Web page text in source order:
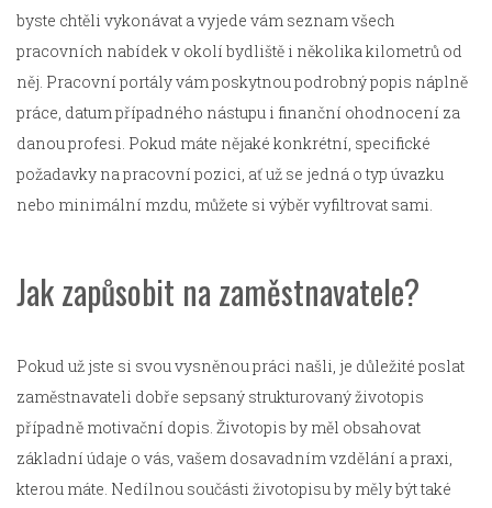
byste chtěli vykonávat a vyjede vám seznam všech
pracovních nabídek v okolí bydliště i několika kilometrů od
něj. Pracovní portály vám poskytnou podrobný popis náplně
práce, datum případného nástupu i finanční ohodnocení za
danou profesi. Pokud máte nějaké konkrétní, specifické
požadavky na pracovní pozici, ať už se jedná o typ úvazku
nebo minimální mzdu, můžete si výběr vyfiltrovat sami.
Jak zapůsobit na zaměstnavatele?
Pokud už jste si svou vysněnou práci našli, je důležité poslat
zaměstnavateli dobře sepsaný strukturovaný životopis
případně motivační dopis. Životopis by měl obsahovat
základní údaje o vás, vašem dosavadním vzdělání a praxi,
kterou máte. Nedílnou součásti životopisu by měly být také